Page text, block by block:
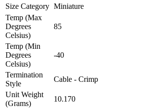
Size Category Miniature
Temp (Max
Degrees
Celsius)
85
Temp (Min
Degrees
Celsius)
-40
Termination
Style
Cable - Crimp
Unit Weight
(Grams)
10.170